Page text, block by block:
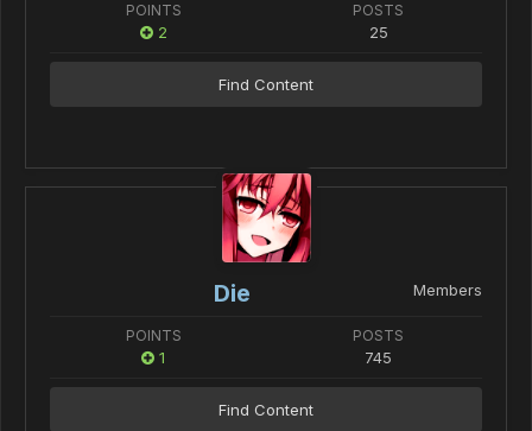
POINTS
2
POSTS
25
Find Content
Die Members
POINTS
1
POSTS
745
Find Content